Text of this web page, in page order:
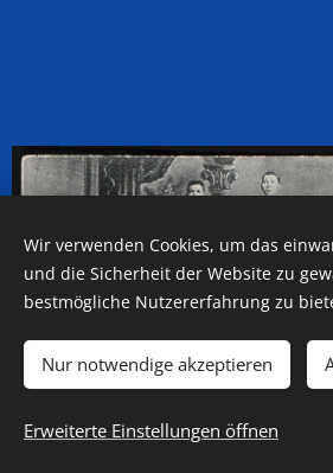
Wir verwenden Cookies, um das
und die Sicherheit der Website zu
bestmögliche Nutzererfahrung zu
Nur notwendige akzeptieren
Erweiterte Einstellungen öffnen